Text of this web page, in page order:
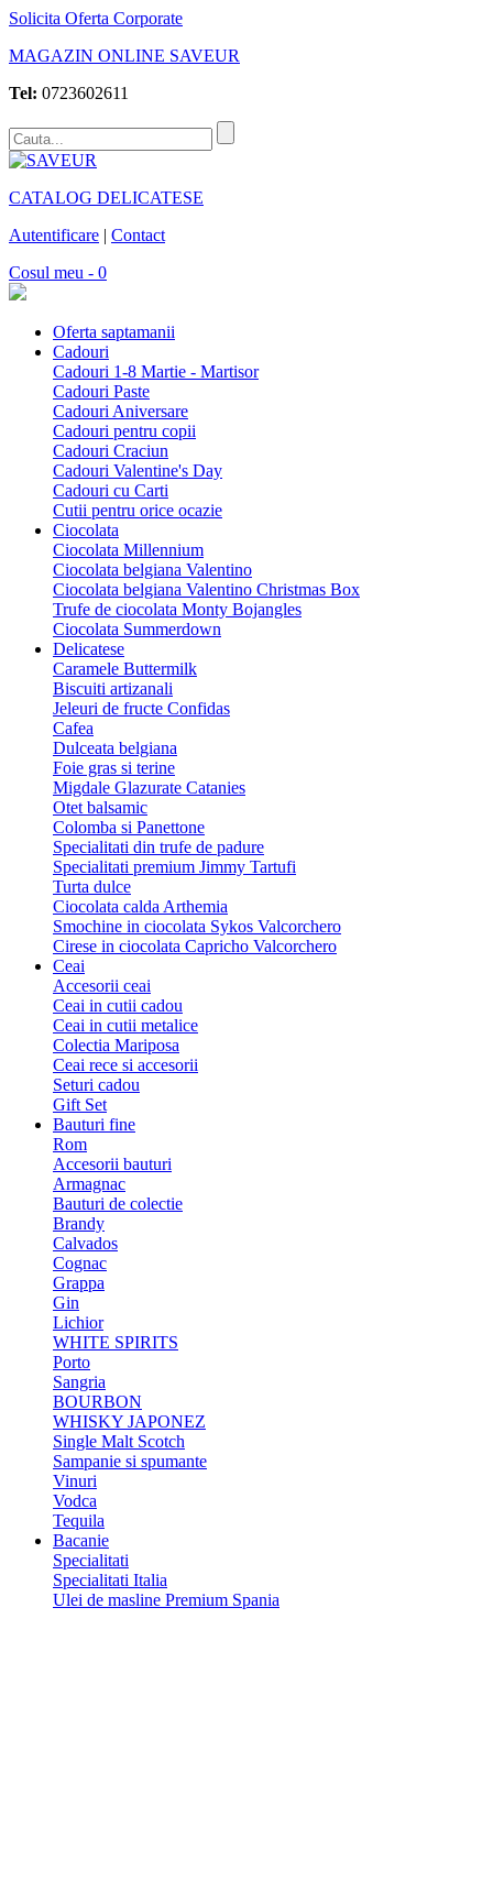
Solicita Oferta Corporate
MAGAZIN ONLINE SAVEUR
Tel: 0723602611
CATALOG DELICATESE
Autentificare | Contact
Cosul meu - 0
Oferta saptamanii
Cadouri
Cadouri 1-8 Martie - Martisor
Cadouri Paste
Cadouri Aniversare
Cadouri pentru copii
Cadouri Craciun
Cadouri Valentine's Day
Cadouri cu Carti
Cutii pentru orice ocazie
Ciocolata
Ciocolata Millennium
Ciocolata belgiana Valentino
Ciocolata belgiana Valentino Christmas Box
Trufe de ciocolata Monty Bojangles
Ciocolata Summerdown
Delicatese
Caramele Buttermilk
Biscuiti artizanali
Jeleuri de fructe Confidas
Cafea
Dulceata belgiana
Foie gras si terine
Migdale Glazurate Catanies
Otet balsamic
Colomba si Panettone
Specialitati din trufe de padure
Specialitati premium Jimmy Tartufi
Turta dulce
Ciocolata calda Arthemia
Smochine in ciocolata Sykos Valcorchero
Cirese in ciocolata Capricho Valcorchero
Ceai
Accesorii ceai
Ceai in cutii cadou
Ceai in cutii metalice
Colectia Mariposa
Ceai rece si accesorii
Seturi cadou
Gift Set
Bauturi fine
Rom
Accesorii bauturi
Armagnac
Bauturi de colectie
Brandy
Calvados
Cognac
Grappa
Gin
Lichior
WHITE SPIRITS
Porto
Sangria
BOURBON
WHISKY JAPONEZ
Single Malt Scotch
Sampanie si spumante
Vinuri
Vodca
Tequila
Bacanie
Specialitati
Specialitati Italia
Ulei de masline Premium Spania